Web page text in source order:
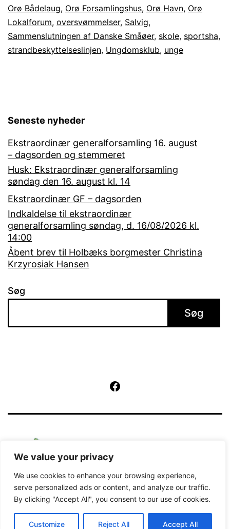
We value your privacy
We use cookies to enhance your browsing experience,
serve personalized ads or content, and analyze our traffic.
By clicking "Accept All", you consent to our use of cookies.
Customize Reject All Accept All
Orø Bådelaug, Orø Forsamlingshus, Orø Havn, Orø
Lokalforum, oversvømmelser, Salvig,
Sammenslutningen af Danske Småøer, skole, sportsha,
strandbeskyttelseslinjen, Ungdomsklub, unge
Seneste nyheder
Ekstraordinær generalforsamling 16. august
– dagsorden og stemmeret
Husk: Ekstraordinær generalforsamling
søndag den 16. august kl. 14
Ekstraordinær GF – dagsorden
Indkaldelse til ekstraordinær
generalforsamling søndag, d. 16/08/2026 kl.
14:00
Åbent brev til Holbæks borgmester Christina
Krzyrosiak Hansen
Søg
Søg
Kører påWordPress .